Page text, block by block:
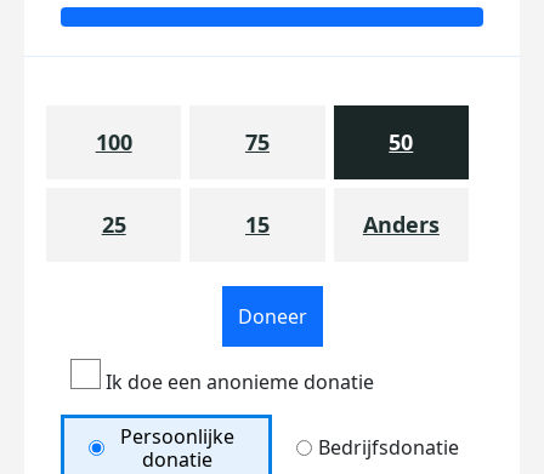
100 75 50
25 15 Anders
Doneer
Ik doe een anonieme donatie
Persoonlijke
donatie
Bedrijfsdonatie